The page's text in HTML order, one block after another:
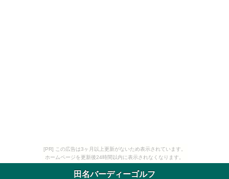
[PR] この広告は3ヶ月以上更新がないため表示されています。
ホームページを更新後24時間以内に表示されなくなります。
田名バーディーゴルフ